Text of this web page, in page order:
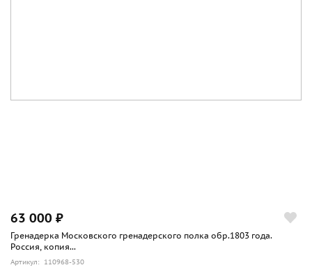
63 000 ₽
Гренадерка Московского гренадерского полка обр.1803 года.
Россия, копия...
Артикул: 110968-530